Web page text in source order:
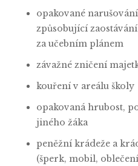
opakované
způsobující
za učebním plánem
závažné zničení
kouření v areálu školy
opakovaná hrubost,
jiného žáka
peněžní krádeže a
(šperk, mobil,